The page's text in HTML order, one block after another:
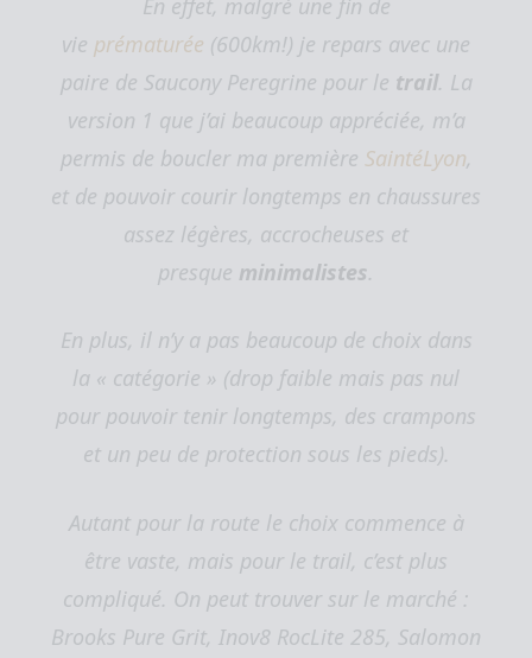
En effet, malgré une fin de
vie prématurée (600km!) je repars avec une
paire de Saucony Peregrine pour le trail. La
version 1 que j’ai beaucoup appréciée, m’a
permis de boucler ma première SaintéLyon,
et de pouvoir courir longtemps en chaussures
assez légères, accrocheuses et
presque minimalistes.
En plus, il n’y a pas beaucoup de choix dans
la « catégorie » (drop faible mais pas nul
pour pouvoir tenir longtemps, des crampons
et un peu de protection sous les pieds).
Autant pour la route le choix commence à
être vaste, mais pour le trail, c’est plus
compliqué. On peut trouver sur le marché :
Brooks Pure Grit, Inov8 RocLite 285, Salomon